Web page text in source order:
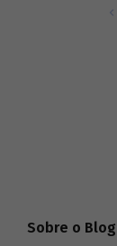
Sobre o Blog